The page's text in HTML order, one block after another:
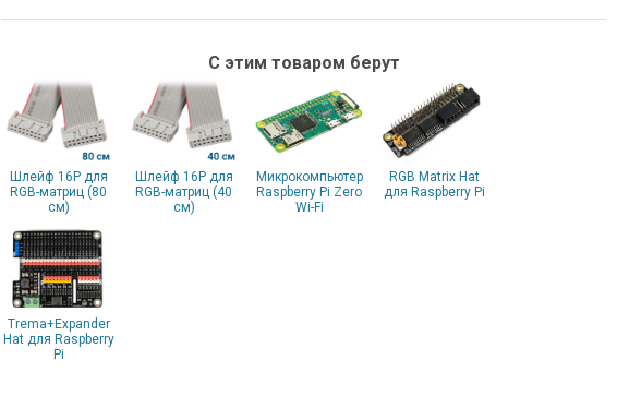
С этим товаром берут
Шлейф 16P для
RGB-матриц (80
см)
Шлейф 16P для
RGB-матриц (40
см)
Микрокомпьютер
Raspberry Pi Zero
Wi-Fi
RGB Matrix Hat
для Raspberry Pi
Trema+Expander
Hat для Raspberry
Pi